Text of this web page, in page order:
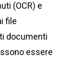
(OCR) e
file
documenti
essere